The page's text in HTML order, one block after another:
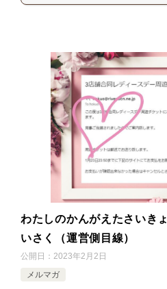
わたしのかんがえたさいき
いさく（運営側目線）
公開日： 2023年2月2日
メルマガ